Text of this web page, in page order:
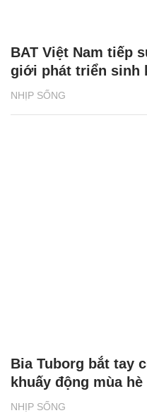
NHỊP SỐNG
BAT Việt Nam tiếp
giới phát triển sinh
NHỊP SỐNG
Bia Tuborg bắt tay
khuấy động mùa hè